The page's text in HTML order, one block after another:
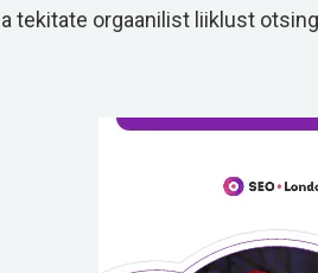
tekitate orgaanilist liiklust